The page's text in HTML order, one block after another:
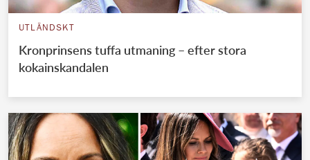
UTLÄNDSKT
Kronprinsens tuffa utmaning – efter stora
kokainskandalen